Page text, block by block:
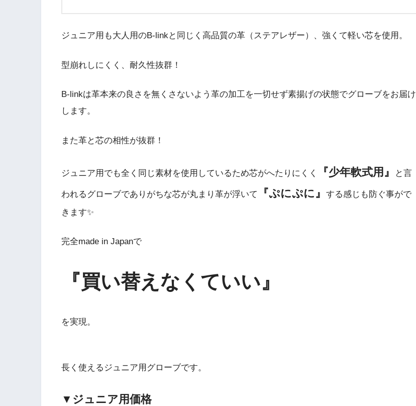
ジュニア用も大人用のB-linkと同じく高品質の革（ステアレザー）、強くて軽い芯を使用。
型崩れしにくく、耐久性抜群！
B-linkは革本来の良さを無くさないよう革の加工を一切せず素揚げの状態でグローブをお届け
します。
また革と芯の相性が抜群！
ジュニア用でも全く同じ素材を使用しているため芯がへたりにくく 『少年軟式用』 と言
われるグローブでありがちな芯が丸まり革が浮いて 『ぷにぷに』
する感じも防ぐ事がで
きます✨
完全made in Japanで
『買い替えなくていい』
を実現。
長く使えるジュニア用グローブです。
▼ジュニア用価格